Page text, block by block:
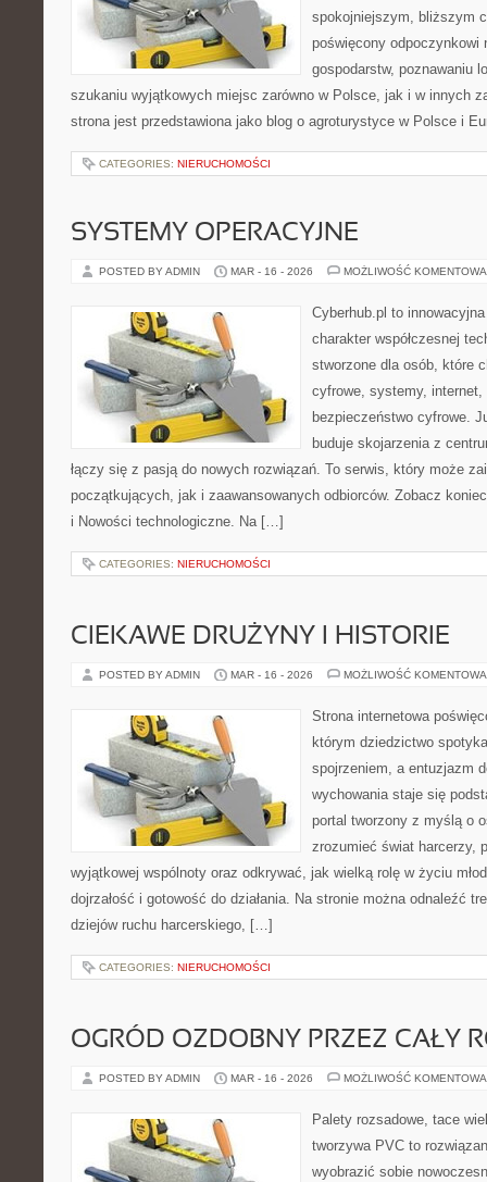
spokojniejszym, bliższym
poświęcony odpoczynkowi
gospodarstw, poznawaniu
szukaniu wyjątkowych miejsc zarówno w Polsce, jak i w innych
strona jest przedstawiona jako blog o agroturystyce w Polsce i
CATEGORIES: NIERUCHOMOŚCI
SYSTEMY OPERACYJNE
POSTED BY ADMIN MAR - 16 - 2026 MOŻLIWOŚĆ
Cyberhub.pl to
charakter współczesnej
stworzone dla osób, które
cyfrowe, systemy,
bezpieczeństwo cyfrowe.
buduje skojarzenia z
łączy się z pasją do nowych rozwiązań. To serwis, który może
początkujących, jak i zaawansowanych odbiorców. Zobacz
i Nowości technologiczne. Na […]
CATEGORIES: NIERUCHOMOŚCI
CIEKAWE DRUŻYNY I HISTORIE
POSTED BY ADMIN MAR - 16 - 2026 MOŻLIWOŚĆ
Strona internetowa
którym dziedzictwo
spojrzeniem, a entuzjazm
wychowania staje się
portal tworzony z myślą o
zrozumieć świat harcerzy,
wyjątkowej wspólnoty oraz odkrywać, jak wielką rolę w życiu
dojrzałość i gotowość do działania. Na stronie można odnaleźć
dziejów ruchu harcerskiego, […]
CATEGORIES: NIERUCHOMOŚCI
OGRÓD OZDOBNY PRZEZ CAŁY
POSTED BY ADMIN MAR - 16 - 2026 MOŻLIWOŚĆ
Palety rozsadowe, tace
tworzywa PVC to
wyobrazić sobie